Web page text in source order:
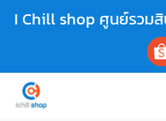
I Chill shop ศูนย์รวม